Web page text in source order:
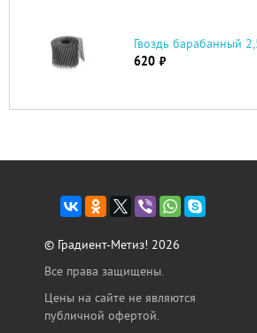
Гвоздь барабанный
620 руб.
© Градиент-Метиз! 2026
Все права защищены.
Цены на сайте не являются
публичной офертой.